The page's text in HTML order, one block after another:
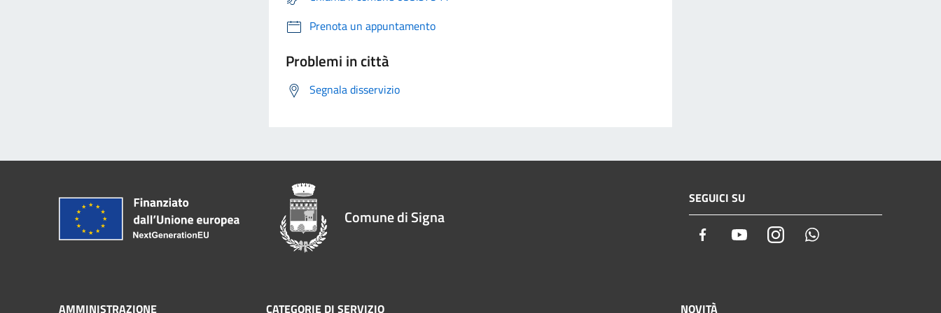
Prenota un appuntamento
Problemi in città
Segnala disservizio
Comune di Signa
SEGUICI SU
Facebook YoutubeInstagram
AMMINISTRAZIONE CATEGORIE DI SERVIZIO NOVITÀ